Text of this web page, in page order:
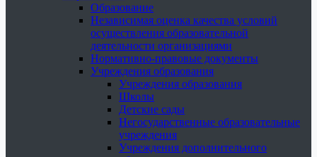
Образование
Независимая оценка качества условий
осуществления образовательной
деятельности организациями
Нормативно-правовые документы
Учреждения образования
Учреждения образования
Школы
Детские сады
Негосударственные образовательные
учреждения
Учреждения дополнительного